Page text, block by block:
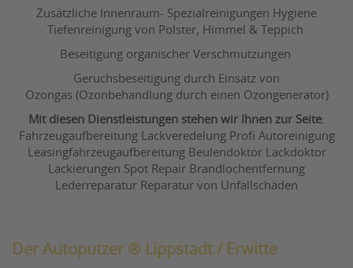
Zusätzliche Innenraum- Spezialreinigungen Hygiene
Tiefenreinigung von Polster, Himmel & Teppich
Beseitigung organischer Verschmutzungen
Geruchsbeseitigung durch Einsatz von
Ozongas (Ozonbehandlung durch einen Ozongenerator)
Mit diesen Dienstleistungen stehen wir Ihnen zur Seite:
Fahrzeugaufbereitung Lackveredelung Profi Autoreinigung
Leasingfahrzeugaufbereitung Beulendoktor Lackdoktor
Lackierungen Spot Repair Brandlochentfernung
Lederreparatur Reparatur von Unfallschäden
Der Autoputzer ® Lippstadt / Erwitte